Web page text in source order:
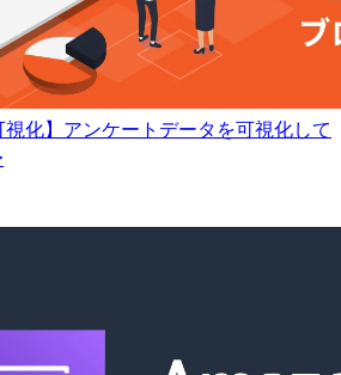
視化】アンケートデータを可視化して